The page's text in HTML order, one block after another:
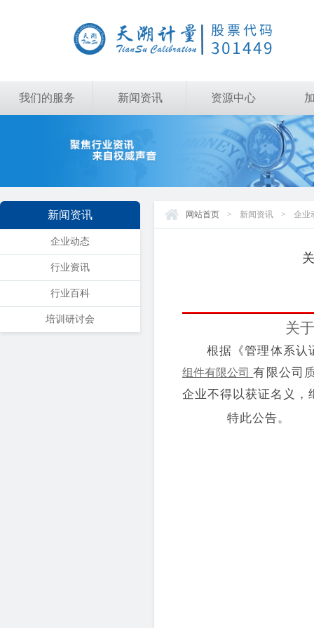
我们的服务 新闻资讯 资源中心
新闻资讯
企业动态
行业资讯
行业百科
培训研讨会
网站首页 > 新闻资讯 > 企业
关
根据《管理体系认
组件有限公司 有限公司
企业不得以获证名义，
特此公告。